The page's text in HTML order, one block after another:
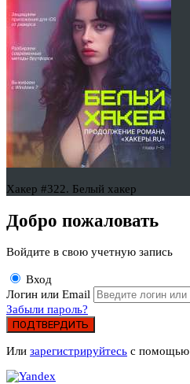
Хакер #322. Белый хакер
Добро пожаловать
Войдите в свою учетную запись
Вход
Логин или Email
Забыли пароль?
ПОДТВЕРДИТЬ
Или зарегистрируйтесь с помощью